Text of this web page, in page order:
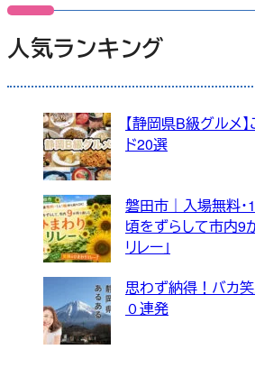
人気ランキング
【静岡県B級グルメ
ド20選
磐田市｜入場無料・
頃をずらして市内9
リレー」
思わず納得！バカ
０連発